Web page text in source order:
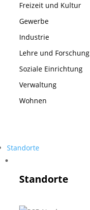
Freizeit und Kultur
Gewerbe
Industrie
Lehre und Forschung
Soziale Einrichtung
Verwaltung
Wohnen
Standorte
Standorte